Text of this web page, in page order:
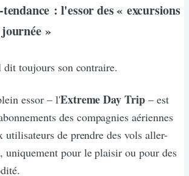
: l'essor des « excursions
»
toujours son contraire.
essor – l'Extreme Day Trip– est
des compagnies aériennes
utilisateurs de prendre des vols aller-
uniquement pour le plaisir ou pour des